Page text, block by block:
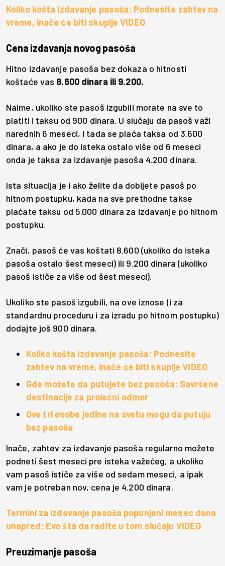
Koliko košta izdavanje pasoša: Podnesite zahtev na
vreme, inače će biti skuplje VIDEO
Cena izdavanja novog pasoša
Hitno izdavanje pasoša bez dokaza o hitnosti
koštaće vas 8.600 dinara ili 9.200.
Naime, ukoliko ste pasoš izgubili morate na sve to
platiti i taksu od 900 dinara. U slučaju da pasoš važi
narednih 6 meseci, i tada se plaća taksa od 3.600
dinara, a ako je do isteka ostalo više od 6 meseci
onda je taksa za izdavanje pasoša 4.200 dinara.
Ista situacija je i ako želite da dobijete pasoš po
hitnom postupku, kada na sve prethodne takse
plaćate taksu od 5.000 dinara za izdavanje po hitnom
postupku.
Znači, pasoš će vas koštati 8.600 (ukoliko do isteka
pasoša ostalo šest meseci) ili 9.200 dinara (ukoliko
pasoš ističe za više od šest meseci).
Ukoliko ste pasoš izgubili, na ove iznose (i za
standardnu proceduru i za izradu po hitnom postupku)
dodajte još 900 dinara.
Koliko košta izdavanje pasoša: Podnesite
zahtev na vreme, inače će biti skuplje VIDEO
Gde možete da putujete bez pasoša: Savršene
destinacije za prolećni odmor
Ove tri osobe jedine na svetu mogu da putuju
bez pasoša
Inače, zahtev za izdavanje pasoša regularno možete
podneti šest meseci pre isteka važećeg, a ukoliko
vam pasoš ističe za više od sedam meseci, a ipak
vam je potreban nov, cena je 4.200 dinara.
Termini za izdavanje pasoša popunjeni mesec dana
unapred: Evo šta da radite u tom slučaju VIDEO
Preuzimanje pasoša